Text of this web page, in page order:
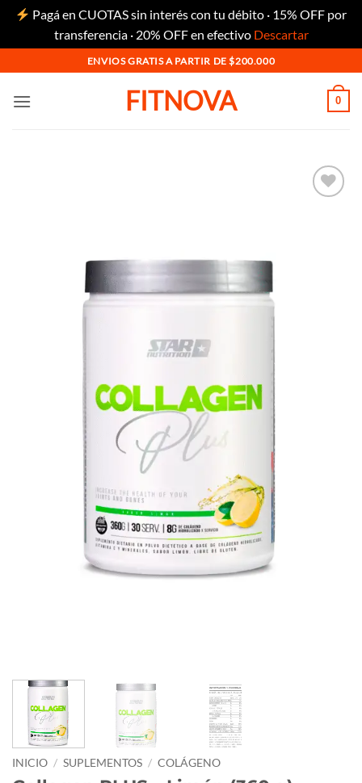
Pagá en CUOTAS sin interés con tu débito · 15% OFF por
transferencia · 20% OFF en efectivo Descartar
al
contenido
ENVIOS GRATIS A PARTIR DE $200.000
FITNOVA 0
INICIO / SUPLEMENTOS / COLÁGENO